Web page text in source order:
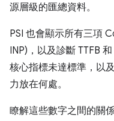
源層級的匯總資料。
PSI 也會顯示所有三項
INP)，以及診斷 TTFB
核心指標未達標準，以
力放在何處。
瞭解這些數字之間的關